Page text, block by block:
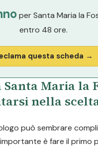
per Santa Maria la
entro 48 ore.
questa scheda →
Santa Maria la
nella
può sembrare
è fare il primo